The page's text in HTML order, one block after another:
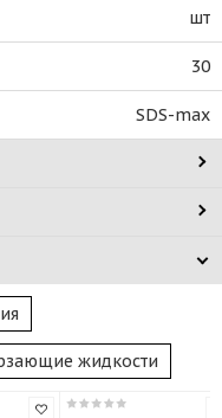
шт
30
SDS-max
жидкости